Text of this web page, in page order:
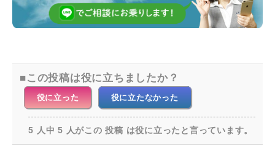
この投稿は役に立ちましたか？
役に立った 役に立たなかった
5 人中 5 人がこの 投稿 は役に立ったと言っています。